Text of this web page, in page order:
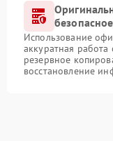
Использование
аккуратная
резервное
восстановление